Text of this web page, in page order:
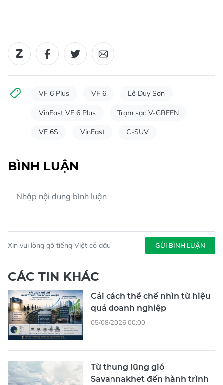
VF 6 Plus VF 6 Lê Duy Sơn
VinFast VF 6 Plus Trạm sạc V-GREEN
VF 6S VinFast C-SUV
BÌNH LUẬN
Xin vui lòng gõ tiếng Việt có dấu GỬI BÌNH LUẬN
CÁC TIN KHÁC
Cải cách thể chế nhìn từ hiệu
quả doanh nghiệp
05/08/2026 00:00
Từ thung lũng gió
Savannakhet đến hành trình